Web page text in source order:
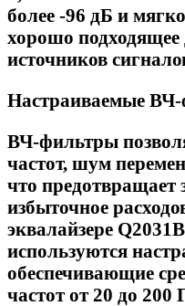
более -96 дБ и
хорошо
источников
Настраиваемые
ВЧ-фильтры
частот, шум
что предотвращает
избыточное
эквалайзере
используются
обеспечивающие
частот от 20 до 200